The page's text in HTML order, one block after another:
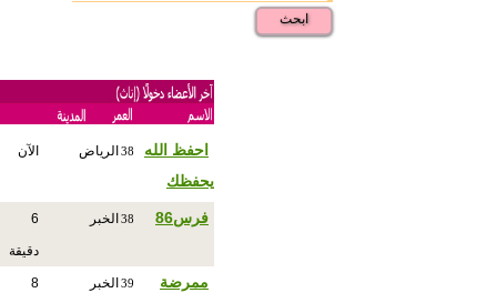
ابحث
احفظ الله
يحفظك
38 الرياض الآن
فرس86 38 الخبر 6
دقيقة
ممرضة
39 الخبر 8